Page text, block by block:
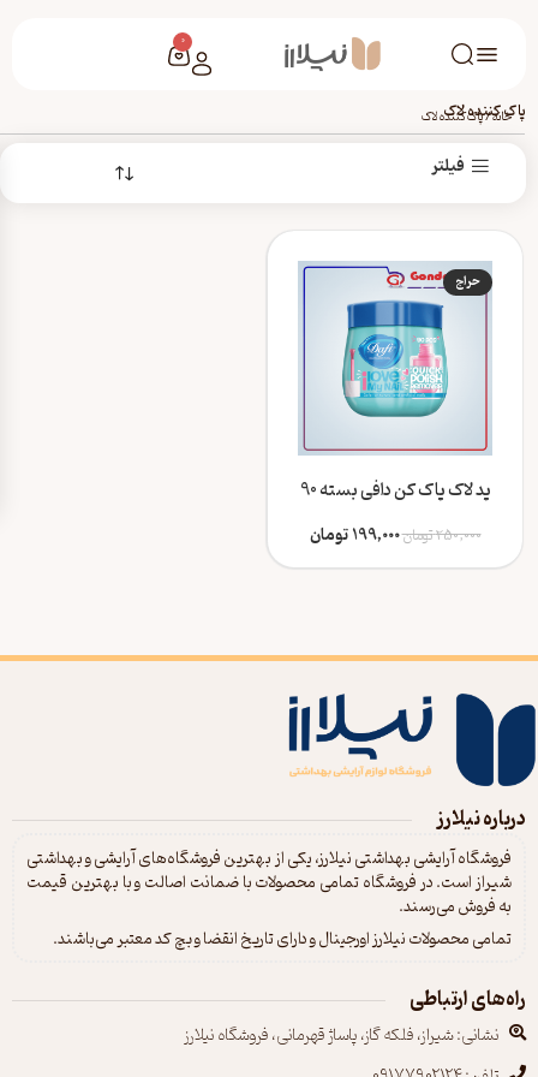
0
خانه/پاک کننده لاک
پاک کننده لاک
فیلتر
حراج
پد لاک پاک کن دافی بسته 90
250,000تومان199,000تومان
درباره نیلارز
فروشگاه آرایشی بهداشتی نیلارز، یکی از بهترین فروشگاه‌های آرایشی و بهداشتی
شیراز است. در فروشگاه تمامی محصولات با ضمانت اصالت و با بهترین قیمت
به فروش می‌رسند.
تمامی محصولات نیلارز اورجینال و دارای تاریخ انقضا و بچ کد معتبر می‌باشند.
راه‌های ارتباطی
نشانی: شیراز، فلکه گاز، پاساژ قهرمانی، فروشگاه نیلارز